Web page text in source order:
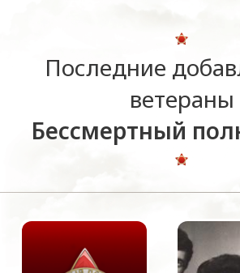
Последние
ветераны
Бессмертный